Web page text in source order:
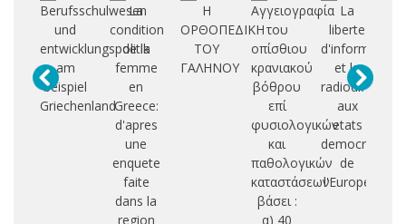
Berufsschulwesen
und
entwicklungspolitik
am
beispiel
Griechenland
La
condition
de la
femme
en
Greece:
d'apres
une
enquete
faite
dans la
region
Η
ΟΡΘΟΠΕΔΙΚΗ
ΤΟΥ
ΓΑΛΗΝΟΥ
Αγγειογραφία
του
οπίσθιου
κρανιακού
βόθρου
επί
φυσιολογικών
και
παθολογικών
καταστάσεων:
βάσει :
α) 40
La
liberte
d'information
et la
radiodiffusion
aux
etats
de
l'Europe